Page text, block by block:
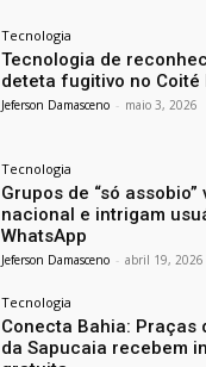
Tecnologia
Tecnologia de
deteta fugitivo no Coité
Jeferson Damasceno - maio 3, 2026
Tecnologia
Grupos de “só
nacional e intrigam
WhatsApp
Jeferson Damasceno - abril 19, 2026
Tecnologia
Conecta Bahia: Praças
da Sapucaia recebem